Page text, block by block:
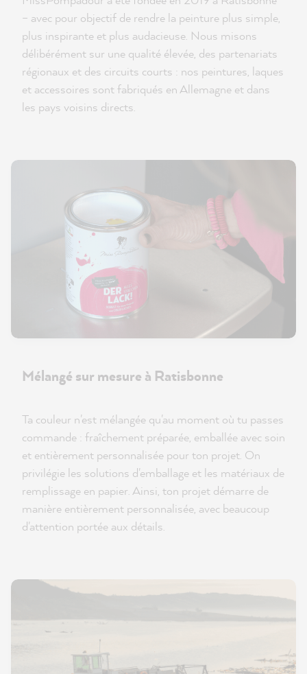
– avec pour objectif de rendre la peinture plus simple,
plus inspirante et plus audacieuse. Nous misons
délibérément sur une qualité élevée, des partenariats
régionaux et des circuits courts : nos peintures, laques
et accessoires sont fabriqués en Allemagne et dans
les pays voisins directs.
Mélangé sur mesure à Ratisbonne
Ta couleur n'est mélangée qu'au moment où tu passes
commande : fraîchement préparée, emballée avec soin
et entièrement personnalisée pour ton projet. On
privilégie les solutions d'emballage et les matériaux de
remplissage en papier. Ainsi, ton projet démarre de
manière entièrement personnalisée, avec beaucoup
d'attention portée aux détails.